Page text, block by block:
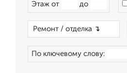
Этаж от до
По ключевому слову: